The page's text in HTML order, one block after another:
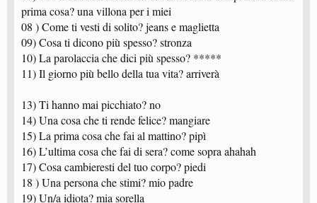
44) Dove vorresti vivere?
45) Che macchina hai?
46) Favorevole alla guerra?
47) Hai attaccato la bandiera della pace alla finestra?
48 ) Cosa faresti se tua figlia sposasse un musulmano?
49) Cosa hai pensato l’11 settembre 2001?
50) Film preferito?
53) Sport preferito?
54) Genere musicale?
55) Vai in discoteca?
58 ) Un piatto che ti disgusta?
59) Ti piace il minestrone?
60) Se fosse in tuo potere di risolvere un grande problema - uno solo che
affligge l'umanità su cosa cadrebbe la tua scelta?
prima cosa? una villona per i miei
08 ) Come ti vesti di solito? jeans e maglietta
09) Cosa ti dicono più spesso? stronza
10) La parolaccia che dici più spesso? *****
11) Il giorno più bello della tua vita? arriverà
13) Ti hanno mai picchiato? no
14) Una cosa che ti rende felice? mangiare
15) La prima cosa che fai al mattino? pipì
16) L’ultima cosa che fai di sera? come sopra ahahah
17) Cosa cambieresti del tuo corpo? piedi
18 ) Una persona che stimi? mio padre
19) Un/a idiota? mia sorella